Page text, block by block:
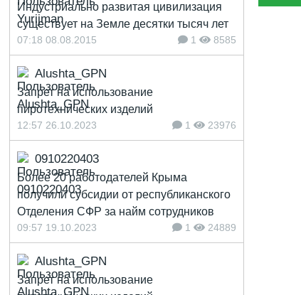
Индустриально развитая цивилизация
существует на Земле десятки тысяч лет
07:18 08.08.2015 1 8585
Alushta_GPN
Запрет на использование
пиротехнических изделий
12:57 26.10.2023 1 23976
0910220403
Более 20 работодателей Крыма
получили субсидии от республиканского
Отделения СФР за найм сотрудников
09:57 19.10.2023 1 24889
Alushta_GPN
Запрет на использование